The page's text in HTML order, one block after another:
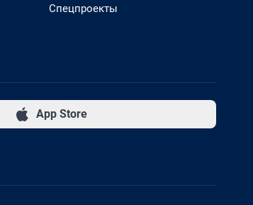
Спецпроекты
App Store